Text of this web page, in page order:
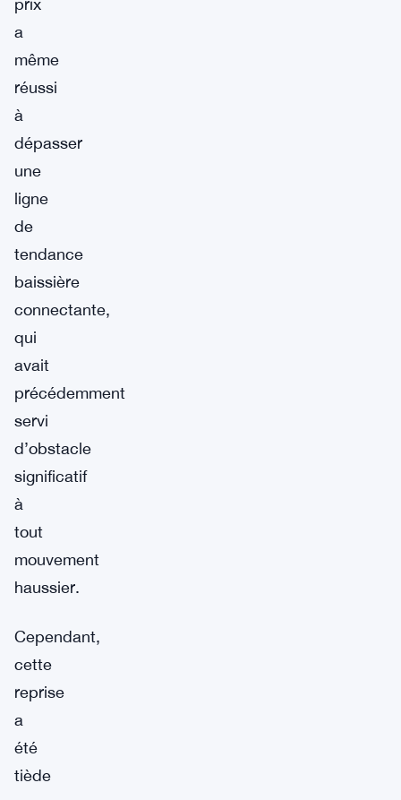
prix
a
même
réussi
à
dépasser
une
ligne
de
tendance
baissière
connectante,
qui
avait
précédemment
servi
d’obstacle
significatif
à
tout
mouvement
haussier.
Cependant,
cette
reprise
a
été
tiède